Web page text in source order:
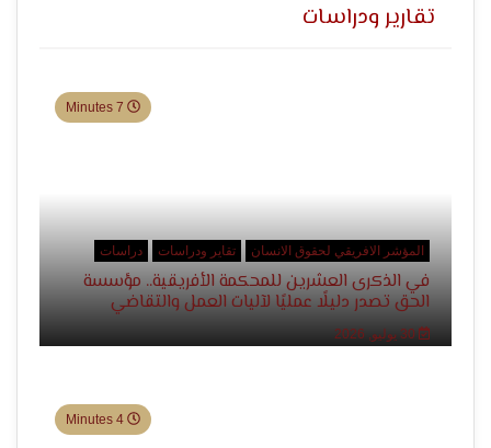
التعبير
وحقوق
تقارير ودراسات
المؤشر الافريقي لحقوق الانسان تقاير ودراسات دراسات
في الذكرى العشرين للمحكمة الأفريقية.. مؤسسة
الحق تصدر دليلًا عمليًا لآليات العمل والتقاضي